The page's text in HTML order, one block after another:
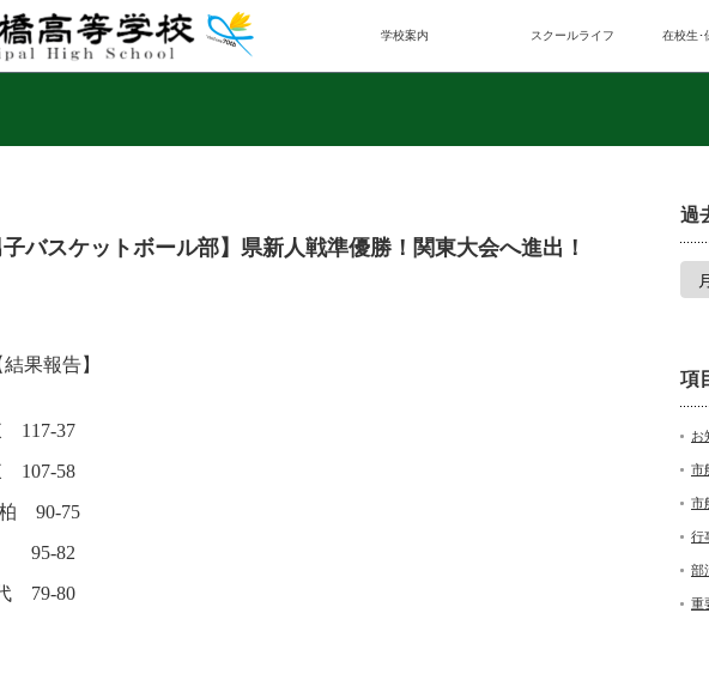
学校案内 スクールライフ 在校生･
子バスケットボール部】県新人戦準優勝！関東大会へ進出！
果報告】
117-37
107-58
90-75
95-82
79-80
過
項
お
市
市
行
部
重